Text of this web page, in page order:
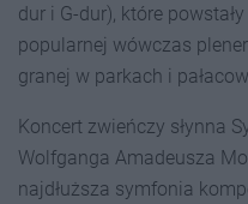
dur i G-dur), które
popularnej wówczas
granej w parkach i
Koncert zwieńczy słynna
Wolfganga Amadeusza
najdłuższa symfonia